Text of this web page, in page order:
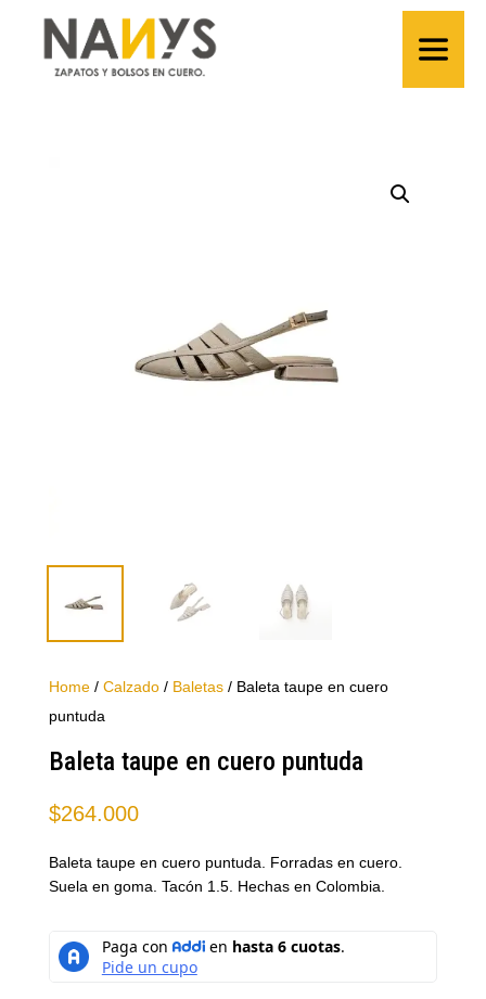
Home/ Calzado/ Baletas/ Baleta taupe en cuero
puntuda
Baleta taupe en cuero puntuda
$264.000
Baleta taupe en cuero puntuda. Forradas en cuero.
Suela en goma. Tacón 1.5. Hechas en Colombia.